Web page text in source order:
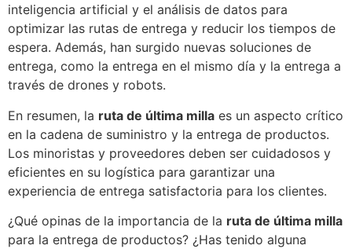
inteligencia artificial y el análisis de datos para
optimizar las rutas de entrega y reducir los tiempos de
espera. Además, han surgido nuevas soluciones de
entrega, como la entrega en el mismo día y la entrega a
través de drones y robots.
En resumen, la ruta de última milla es un aspecto crítico
en la cadena de suministro y la entrega de productos.
Los minoristas y proveedores deben ser cuidadosos y
eficientes en su logística para garantizar una
experiencia de entrega satisfactoria para los clientes.
¿Qué opinas de la importancia de la ruta de última milla
para la entrega de productos? ¿Has tenido alguna